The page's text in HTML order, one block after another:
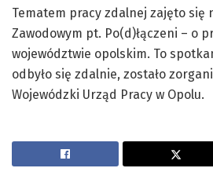
Tematem pracy zdalnej zajęto się
Zawodowym pt. Po(d)łączeni – o
województwie opolskim. To
odbyło się zdalnie, zostało
Wojewódzki Urząd Pracy w Opolu.